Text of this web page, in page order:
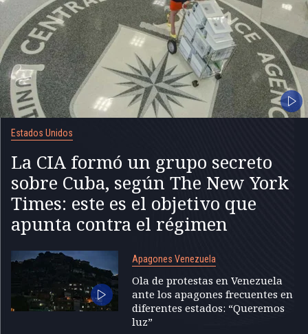
Estados Unidos
La CIA formó un grupo secreto
sobre Cuba, según The New York
Times: este es el objetivo que
apunta contra el régimen
Apagones Venezuela
Ola de protestas en Venezuela
ante los apagones frecuentes en
diferentes estados: “Queremos
luz”